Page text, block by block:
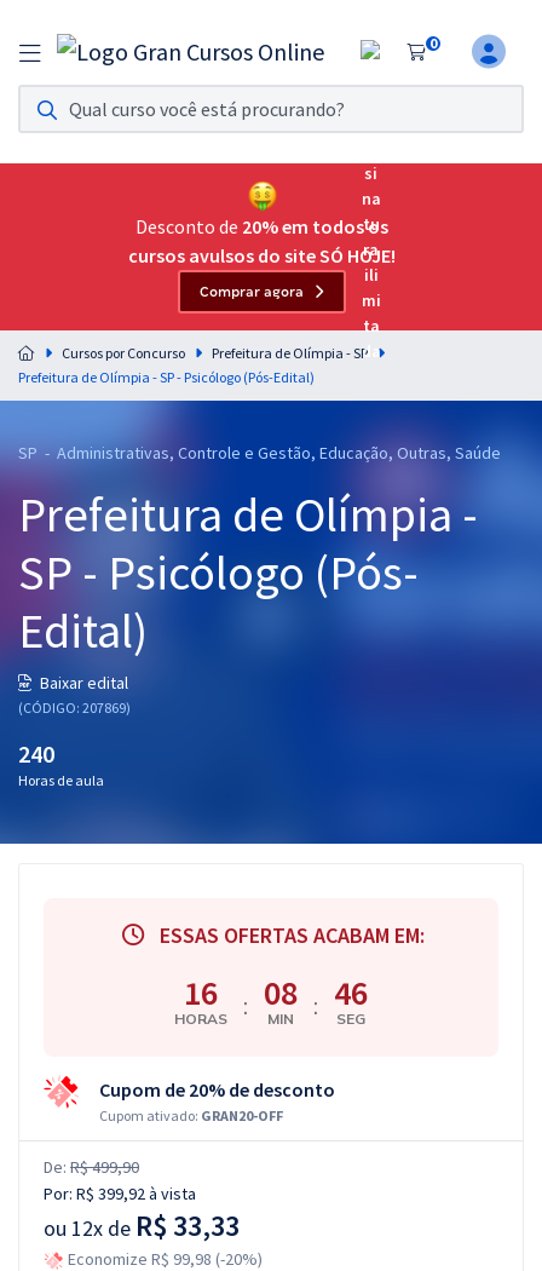
0
Assinatura Ilimitada 11
Acesso a todos os cursos. Teste grátis por 7 dias!
Assinatura OAB Até Passar
Acesso ilimitado a toda preparação para o Exame da
Residências Multiprofissionais
Preparação completa e intensiva para as principais
residências em saúde do Brasil
Cursos 20% OFF
Pós
Graduação
OAB
Conteúdo gratuito
Desconto de 20% em todos os
cursos avulsos do site SÓ HOJE!
Comprar agora
Cursos por Concurso
Prefeitura de Olímpia - SP
Prefeitura de Olímpia - SP - Psicólogo (Pós-Edital)
SP - Administrativas, Controle e Gestão, Educação, Outras, Saúde
Prefeitura de Olímpia -
SP - Psicólogo (Pós-
Edital)
Baixar edital
(CÓDIGO: 207869)
240
Horas de aula
ESSAS OFERTAS ACABAM EM:
16
HORAS : 08
MIN : 45
SEG
Cupom de 20% de desconto
Cupom ativado: GRAN20-OFF
De: R$ 499,90
Por: R$ 399,92à vista
ou 12x de R$ 33,33
Economize R$ 99,98 (-20%)